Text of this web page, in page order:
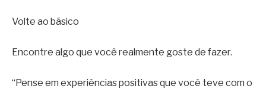
Volte ao básico
Encontre algo que você realmente goste de fazer.
“Pense em experiências positivas que você teve com o